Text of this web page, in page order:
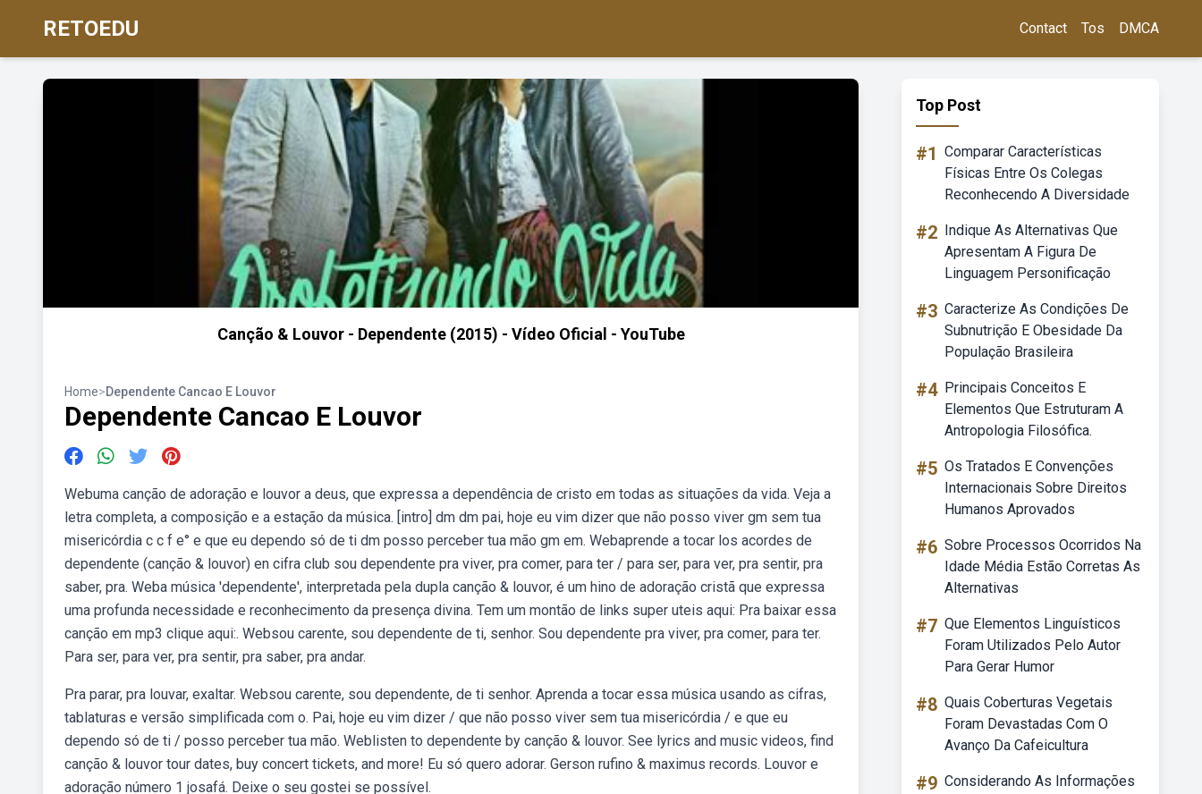
RETOEDU Contact Tos DMCA
Canção & Louvor - Dependente (2015) - Vídeo Oficial - YouTube
Home>Dependente Cancao E Louvor
Dependente Cancao E Louvor
Webuma canção de adoração e louvor a deus, que expressa a dependência de cristo em todas as situações da vida. Veja a
letra completa, a composição e a estação da música. [intro] dm dm pai, hoje eu vim dizer que não posso viver gm sem tua
misericórdia c c f e° e que eu dependo só de ti dm posso perceber tua mão gm em. Webaprende a tocar los acordes de
dependente (canção & louvor) en cifra club sou dependente pra viver, pra comer, para ter / para ser, para ver, pra sentir, pra
saber, pra. Weba música 'dependente', interpretada pela dupla canção & louvor, é um hino de adoração cristã que expressa
uma profunda necessidade e reconhecimento da presença divina. Tem um montão de links super uteis aqui: Pra baixar essa
canção em mp3 clique aqui:. Websou carente, sou dependente de ti, senhor. Sou dependente pra viver, pra comer, para ter.
Para ser, para ver, pra sentir, pra saber, pra andar.
Pra parar, pra louvar, exaltar. Websou carente, sou dependente, de ti senhor. Aprenda a tocar essa música usando as cifras,
tablaturas e versão simplificada com o. Pai, hoje eu vim dizer / que não posso viver sem tua misericórdia / e que eu
dependo só de ti / posso perceber tua mão. Weblisten to dependente by canção & louvor. See lyrics and music videos, find
canção & louvor tour dates, buy concert tickets, and more! Eu só quero adorar. Gerson rufino & maximus records. Louvor e
adoração número 1 josafá. Deixe o seu gostei se possível.
Top Post
#1 Comparar Características
Físicas Entre Os Colegas
Reconhecendo A Diversidade
#2 Indique As Alternativas Que
Apresentam A Figura De
Linguagem Personificação
#3 Caracterize As Condições De
Subnutrição E Obesidade Da
População Brasileira
#4 Principais Conceitos E
Elementos Que Estruturam A
Antropologia Filosófica.
#5 Os Tratados E Convenções
Internacionais Sobre Direitos
Humanos Aprovados
#6 Sobre Processos Ocorridos Na
Idade Média Estão Corretas As
Alternativas
#7 Que Elementos Linguísticos
Foram Utilizados Pelo Autor
Para Gerar Humor
#8 Quais Coberturas Vegetais
Foram Devastadas Com O
Avanço Da Cafeicultura
#9 Considerando As Informações